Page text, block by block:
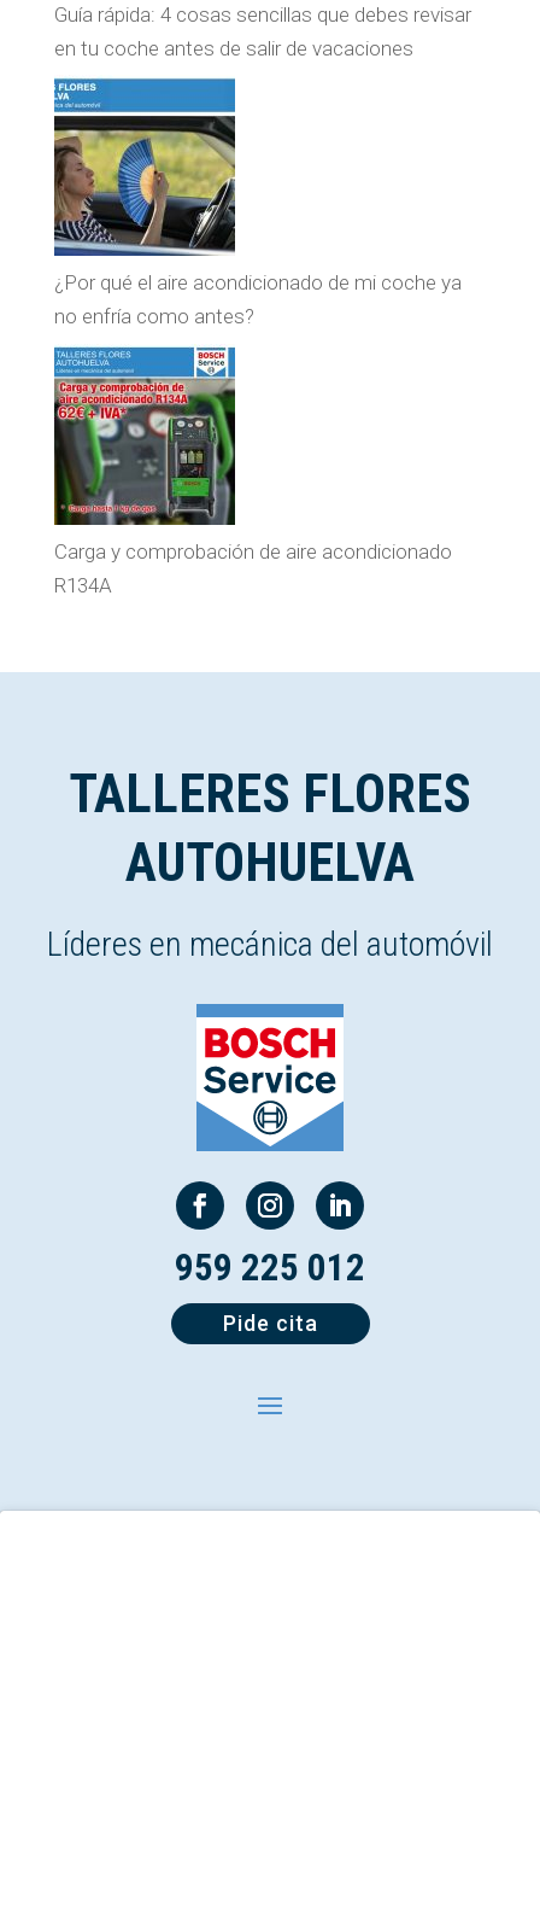
Guía rápida: 4 cosas sencillas que debes revisar
en tu coche antes de salir de vacaciones
¿Por qué el aire acondicionado de mi coche ya
no enfría como antes?
Carga y comprobación de aire acondicionado
R134A
TALLERES FLORES
AUTOHUELVA
Líderes en mecánica del automóvil
959 225 012
Pide cita